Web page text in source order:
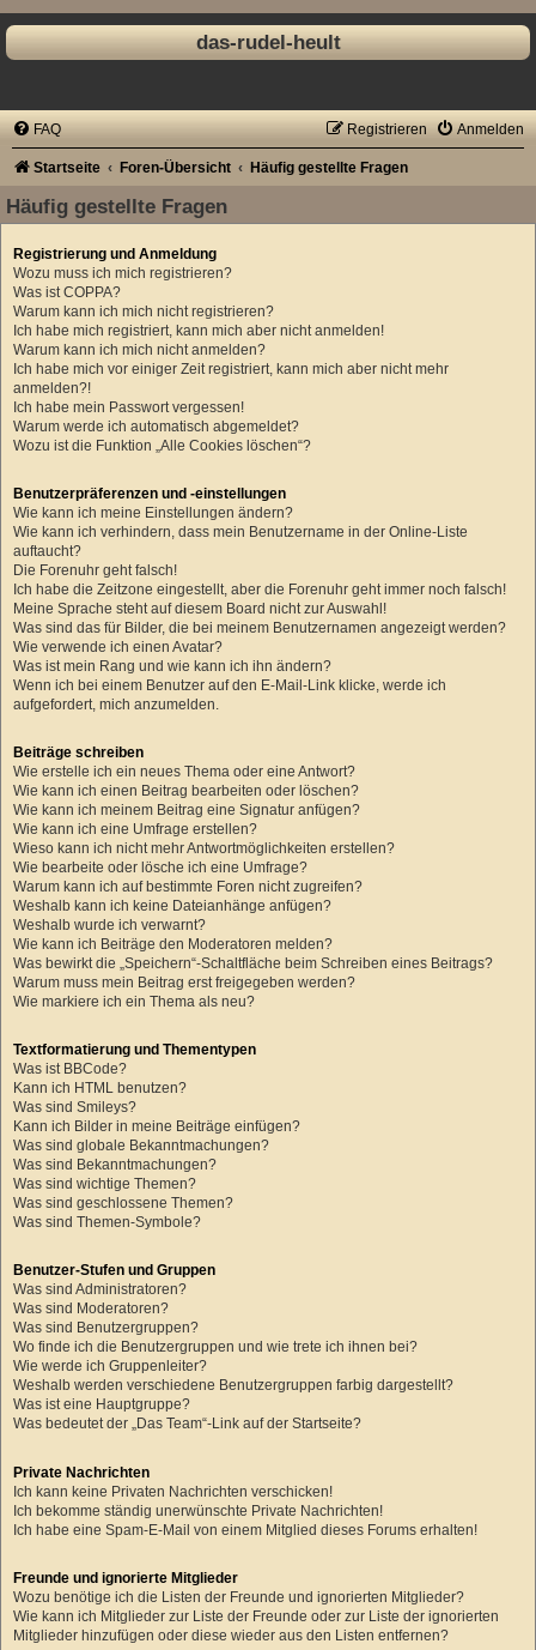
das-rudel-heult
FAQ Anmelden
Registrieren
Startseite Foren-Übersicht Häufig gestellte Fragen
Häufig gestellte Fragen
Registrierung und Anmeldung
Wozu muss ich mich registrieren?
Was ist COPPA?
Warum kann ich mich nicht registrieren?
Ich habe mich registriert, kann mich aber nicht anmelden!
Warum kann ich mich nicht anmelden?
Ich habe mich vor einiger Zeit registriert, kann mich aber nicht mehr
anmelden?!
Ich habe mein Passwort vergessen!
Warum werde ich automatisch abgemeldet?
Wozu ist die Funktion „Alle Cookies löschen“?
Benutzerpräferenzen und -einstellungen
Wie kann ich meine Einstellungen ändern?
Wie kann ich verhindern, dass mein Benutzername in der Online-Liste
auftaucht?
Die Forenuhr geht falsch!
Ich habe die Zeitzone eingestellt, aber die Forenuhr geht immer noch falsch!
Meine Sprache steht auf diesem Board nicht zur Auswahl!
Was sind das für Bilder, die bei meinem Benutzernamen angezeigt werden?
Wie verwende ich einen Avatar?
Was ist mein Rang und wie kann ich ihn ändern?
Wenn ich bei einem Benutzer auf den E-Mail-Link klicke, werde ich
aufgefordert, mich anzumelden.
Beiträge schreiben
Wie erstelle ich ein neues Thema oder eine Antwort?
Wie kann ich einen Beitrag bearbeiten oder löschen?
Wie kann ich meinem Beitrag eine Signatur anfügen?
Wie kann ich eine Umfrage erstellen?
Wieso kann ich nicht mehr Antwortmöglichkeiten erstellen?
Wie bearbeite oder lösche ich eine Umfrage?
Warum kann ich auf bestimmte Foren nicht zugreifen?
Weshalb kann ich keine Dateianhänge anfügen?
Weshalb wurde ich verwarnt?
Wie kann ich Beiträge den Moderatoren melden?
Was bewirkt die „Speichern“-Schaltfläche beim Schreiben eines Beitrags?
Warum muss mein Beitrag erst freigegeben werden?
Wie markiere ich ein Thema als neu?
Textformatierung und Thementypen
Was ist BBCode?
Kann ich HTML benutzen?
Was sind Smileys?
Kann ich Bilder in meine Beiträge einfügen?
Was sind globale Bekanntmachungen?
Was sind Bekanntmachungen?
Was sind wichtige Themen?
Was sind geschlossene Themen?
Was sind Themen-Symbole?
Benutzer-Stufen und Gruppen
Was sind Administratoren?
Was sind Moderatoren?
Was sind Benutzergruppen?
Wo finde ich die Benutzergruppen und wie trete ich ihnen bei?
Wie werde ich Gruppenleiter?
Weshalb werden verschiedene Benutzergruppen farbig dargestellt?
Was ist eine Hauptgruppe?
Was bedeutet der „Das Team“-Link auf der Startseite?
Private Nachrichten
Ich kann keine Privaten Nachrichten verschicken!
Ich bekomme ständig unerwünschte Private Nachrichten!
Ich habe eine Spam-E-Mail von einem Mitglied dieses Forums erhalten!
Freunde und ignorierte Mitglieder
Wozu benötige ich die Listen der Freunde und ignorierten Mitglieder?
Wie kann ich Mitglieder zur Liste der Freunde oder zur Liste der ignorierten
Mitglieder hinzufügen oder diese wieder aus den Listen entfernen?